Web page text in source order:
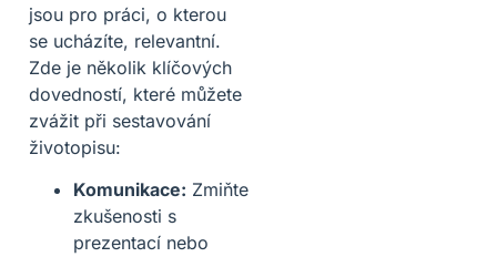
jsou pro práci, o kterou
se ucházíte, relevantní.
Zde je několik klíčových
dovedností, které můžete
zvážit při sestavování
životopisu:
Komunikace: Zmiňte
zkušenosti s
prezentací nebo